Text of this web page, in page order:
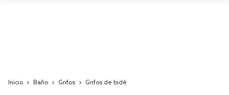
Inicio Baño Grifos Grifos de bidé